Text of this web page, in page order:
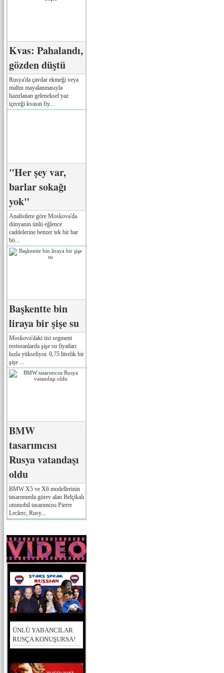
Kvas: Pahalandı,
gözden düştü
Rusya'da çavdar ekmeği veya
maltın mayalanmasıyla
hazırlanan geleneksel yaz
içeceği kvasın fiy...
"Her şey var,
barlar sokağı
yok"
Analistlere göre Moskova'da
dünyanın ünlü eğlence
caddelerine benzer tek bir bar
bö...
Başkentte bin
liraya bir şişe su
Moskova'daki üst segment
restoranlarda şişe su fiyatları
hızla yükseliyor. 0,75 litrelik bir
şişe ...
BMW
tasarımcısı
Rusya vatandaşı
oldu
BMW X5 ve X6 modellerinin
tasarımında görev alan Belçikalı
otomobil tasarımcısı Pierre
Leclerc, Rusy...
ÜNLÜ YABANCILAR
RUSÇA KONUŞURSA!